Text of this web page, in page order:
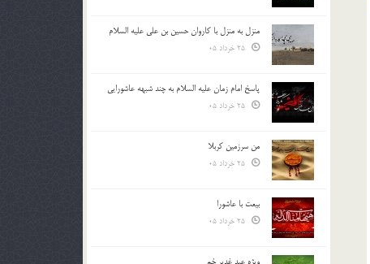
منزل به منزل با کاروان حسین بن علی علیه السلام
پاسخ امام زمان علیه السلام به چند شبهه عاشورایی
من سرزمین کربلا
بیعت با عاشورا